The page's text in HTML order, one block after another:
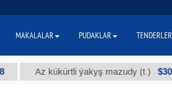
Az kükürtli ýakyş mazudy (t.) $300
MAKALALAR PUDAKLAR TENDERLER